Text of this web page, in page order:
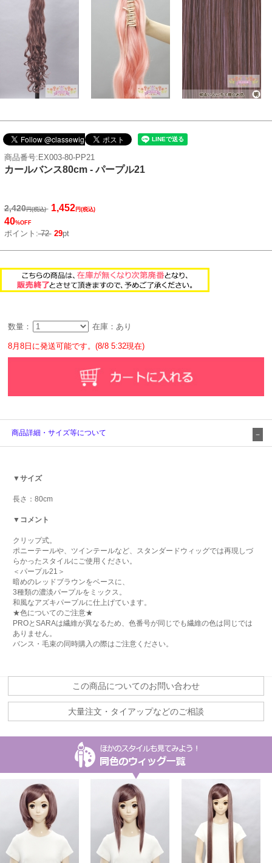
商品番号:EX003-80-PP21
カールバンス80cm - パープル21
2,420円(税込) 1,452円(税込)
40%OFF
ポイント:72 29pt
数量： 在庫：あり
8月8日に発送可能です。(8/8 5:32現在)
商品詳細・サイズ等について
▼サイズ
長さ：80cm
▼コメント
クリップ式。
ポニーテールや、ツインテールなど、スタンダードウィッグでは再現しづ
らかったスタイルにご使用ください。
＜パープル21＞
暗めのレッドブラウンをベースに、
3種類の濃淡パープルをミックス。
和風なアズキパープルに仕上げています。
★色についてのご注意★
PROとSARAは繊維が異なるため、色番号が同じでも繊維の色は同じでは
ありません。
バンス・毛束の同時購入の際はご注意ください。
この商品についてのお問い合わせ
大量注文・タイアップなどのご相談